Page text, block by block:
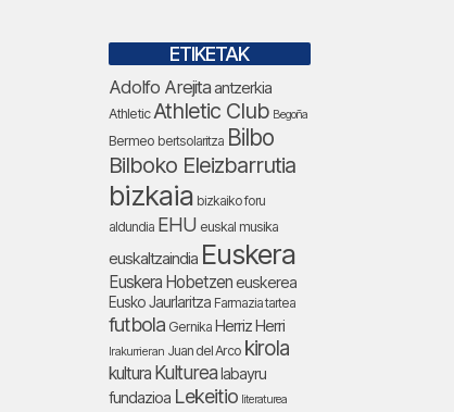
ETIKETAK
Adolfo Arejitaantzerkia
Athletic Athletic Club Begoña
Bermeo bertsolaritza Bilbo
Bilboko Eleizbarrutia
bizkaia bizkaiko foru
aldundia EHU euskal musika
euskaltzaindia Euskera
Euskera Hobetzeneuskerea
Eusko Jaurlaritza Farmazia tartea
futbola Gernika Herriz Herri
Irakurrieran Juan del Arco kirola
kultura Kulturealabayru
fundazioa Lekeitio literaturea